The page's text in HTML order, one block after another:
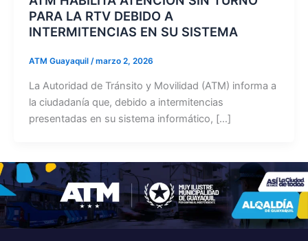
PARA LA RTV DEBIDO A
INTERMITENCIAS EN SU SISTEMA
ATM Guayaquil /marzo 2, 2026
La Autoridad de Tránsito y Movilidad (ATM) informa a
la ciudadanía que, debido a intermitencias
presentadas en su sistema informático, […]